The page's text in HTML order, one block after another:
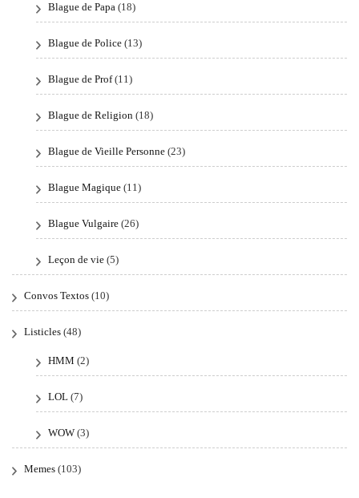
Blague de Papa (18)
Blague de Police (13)
Blague de Prof(11)
Blague de Religion (18)
Blague de Vieille Personne (23)
Blague Magique (11)
Blague Vulgaire (26)
Leçon de vie (5)
Convos Textos (10)
Listicles (48)
HMM (2)
LOL (7)
WOW (3)
Memes (103)